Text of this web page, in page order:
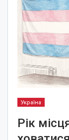
Україна
Рік